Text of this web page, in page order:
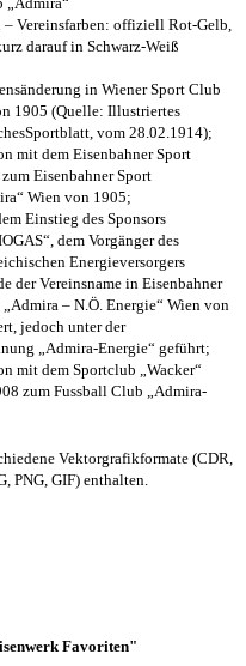
– Vereinsfarben: offiziell Rot-Gelb,
darauf in Schwarz-Weiß
in Wiener Sport Club
1905 (Quelle: Illustriertes
vom 28.02.1914);
mit dem Eisenbahner Sport
Eisenbahner Sport
Wien von 1905;
Einstieg des Sponsors
dem Vorgänger des
Energieversorgers
der Vereinsname in Eisenbahner
– N.Ö. Energie“ Wien von
jedoch unter der
„Admira-Energie“ geführt;
mit dem Sportclub „Wacker“
zum Fussball Club „Admira-
Vektorgrafikformate (CDR,
PNG, GIF) enthalten.
Favoriten"